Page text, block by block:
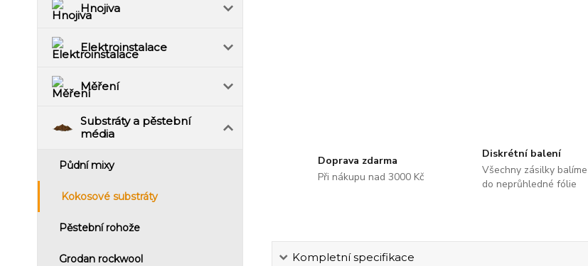
Hnojiva
Elektroinstalace
Měření
Substráty a pěstební
média
Půdní mixy
Kokosové substráty
Pěstební rohože
Grodan rockwool
Doprava zdarma
Při nákupu nad 3000 Kč
Diskrétní balení
Všechny zásilky balíme
do neprůhledné fólie
Kompletní specifikace